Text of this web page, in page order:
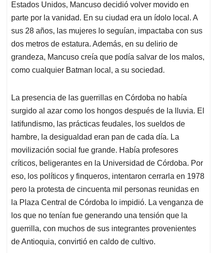
Estados Unidos, Mancuso decidió volver movido en
parte por la vanidad. En su ciudad era un ídolo local. A
sus 28 años, las mujeres lo seguían, impactaba con sus
dos metros de estatura. Además, en su delirio de
grandeza, Mancuso creía que podía salvar de los malos,
como cualquier Batman local, a su sociedad.
La presencia de las guerrillas en Córdoba no había
surgido al azar como los hongos después de la lluvia. El
latifundismo, las prácticas feudales, los sueldos de
hambre, la desigualdad eran pan de cada día. La
movilización social fue grande. Había profesores
críticos, beligerantes en la Universidad de Córdoba. Por
eso, los políticos y finqueros, intentaron cerrarla en 1978
pero la protesta de cincuenta mil personas reunidas en
la Plaza Central de Córdoba lo impidió. La venganza de
los que no tenían fue generando una tensión que la
guerrilla, con muchos de sus integrantes provenientes
de Antioquia, convirtió en caldo de cultivo.